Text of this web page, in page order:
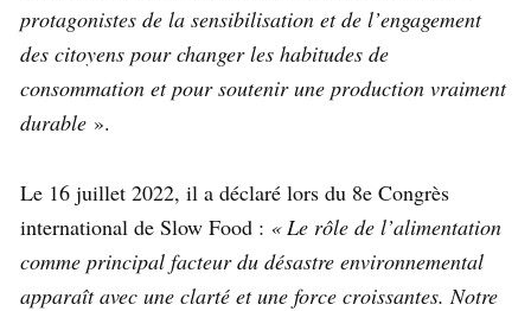
protagonistes de la sensibilisation et de l’engagement
des citoyens pour changer les habitudes de
consommation et pour soutenir une production vraiment
durable ».
Le 16 juillet 2022, il a déclaré lors du 8e Congrès
international de Slow Food : « Le rôle de l’alimentation
comme principal facteur du désastre environnemental
apparaît avec une clarté et une force croissantes. Notre